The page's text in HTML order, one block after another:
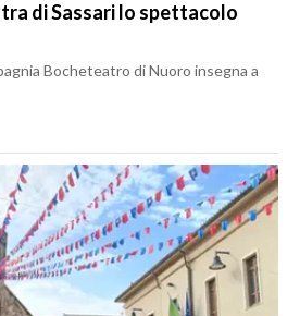
di Sassari lo spettacolo
Bocheteatro di Nuoro insegna a